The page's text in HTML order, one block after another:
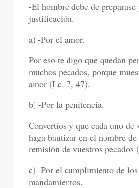
-El hombre debe de preparase
justificación.
a) -Por el amor.
Por eso te digo que quedan
muchos pecados, porque
amor (Lc. 7, 47).
b) -Por la penitencia.
Convertíos y que cada uno de
haga bautizar en el nombre
remisión de vuestros pecados
c) -Por el cumplimiento de los
mandamientos.